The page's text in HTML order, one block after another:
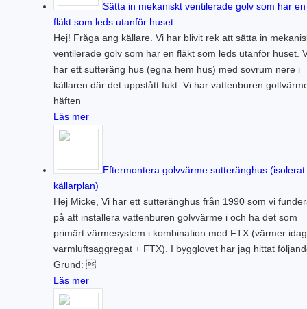
Sätta in mekaniskt ventilerade golv som har en
fläkt som leds utanför huset
Hej! Fråga ang källare. Vi har blivit rek att sätta in
ventilerade golv som har en fläkt som leds utanför huset.
har ett sutteräng hus (egna hem hus) med sovrum nere i
källaren där det uppstått fukt. Vi har vattenburen
häften
Läs mer
Eftermontera golvvärme sutteränghus (isolerat
källarplan)
Hej Micke, Vi har ett sutteränghus från 1990 som vi
på att installera vattenburen golvvärme i och ha det som
primärt värmesystem i kombination med FTX (värmer
varmluftsaggregat + FTX). I bygglovet har jag hittat
Grund: 
Läs mer